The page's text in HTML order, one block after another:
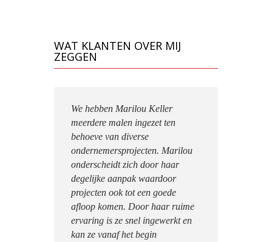
WAT KLANTEN OVER MIJ
ZEGGEN
We hebben Marilou Keller
meerdere malen ingezet ten
behoeve van diverse
ondernemersprojecten. Marilou
onderscheidt zich door haar
degelijke aanpak waardoor
projecten ook tot een goede
afloop komen. Door haar ruime
ervaring is ze snel ingewerkt en
kan ze vanaf het begin